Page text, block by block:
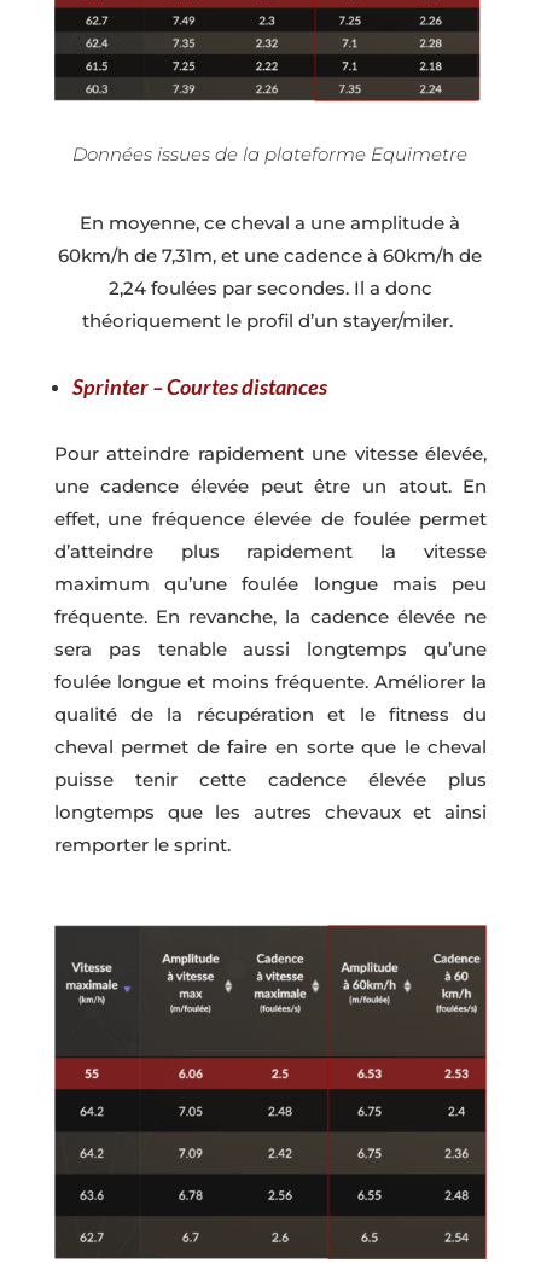
Données issues de la plateforme Equimetre
En moyenne, ce cheval a une amplitude à
60km/h de 7,31m, et une cadence à 60km/h de
2,24 foulées par secondes. Il a donc
théoriquement le profil d’un stayer/miler.
Sprinter – Courtes distances
Pour atteindre rapidement une vitesse élevée,
une cadence élevée peut être un atout. En
effet, une fréquence élevée de foulée permet
d’atteindre plus rapidement la vitesse
maximum qu’une foulée longue mais peu
fréquente. En revanche, la cadence élevée ne
sera pas tenable aussi longtemps qu’une
foulée longue et moins fréquente. Améliorer la
qualité de la récupération et le fitness du
cheval permet de faire en sorte que le cheval
puisse tenir cette cadence élevée plus
longtemps que les autres chevaux et ainsi
remporter le sprint.